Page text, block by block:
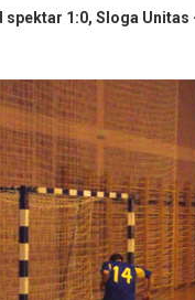
spektar 1:0, Sloga